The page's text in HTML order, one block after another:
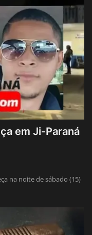
em Ji-Paraná
na noite de sábado (15)